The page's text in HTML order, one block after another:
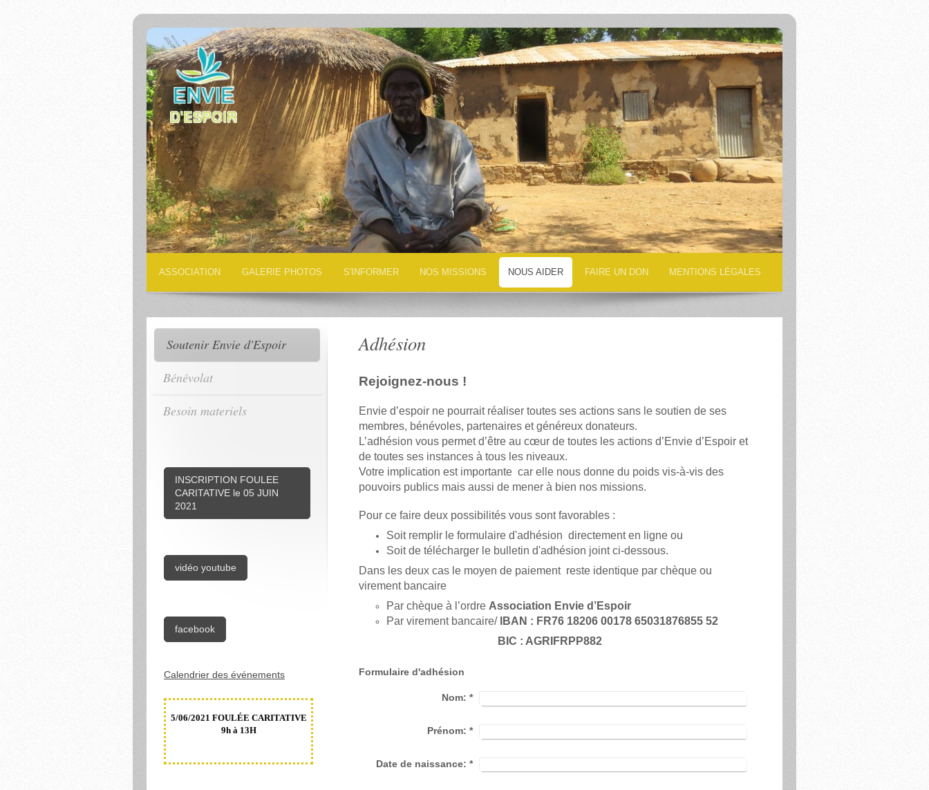
ASSOCIATION GALERIE PHOTOS S'INFORMER NOS MISSIONS NOUS AIDER FAIRE UN DON MENTIONS LÉGALES
Adhésion
Rejoignez-nous !
Envie d’espoir ne pourrait réaliser toutes ses actions sans le soutien de ses
membres, bénévoles, partenaires et généreux donateurs.
L’adhésion vous permet d’être au cœur de toutes les actions d’Envie d’Espoir et
de toutes ses instances à tous les niveaux.
Votre implication est importante car elle nous donne du poids vis-à-vis des
pouvoirs publics mais aussi de mener à bien nos missions.
Pour ce faire deux possibilités vous sont favorables :
Soit remplir le formulaire d'adhésion directement en ligne ou
Soit de télécharger le bulletin d'adhésion joint ci-dessous.
Dans les deux cas le moyen de paiement reste identique par chèque ou
virement bancaire
Par chèque à l’ordre Association Envie d’Espoir
Par virement bancaire/ IBAN : FR76 18206 00178 65031876855 52
BIC : AGRIFRPP882
Formulaire d'adhésion
Nom: *
Prénom: *
Date de naissance: *
Soutenir Envie d'Espoir
Bénévolat
Besoin materiels
INSCRIPTION FOULEE
CARITATIVE le 05 JUIN
2021
vidéo youtube
facebook
Calendrier des événements
5/06/2021 FOULÉE CARITATIVE
9h à 13H